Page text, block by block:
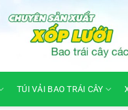
TÚI VẢI BAO TRÁI CÂY